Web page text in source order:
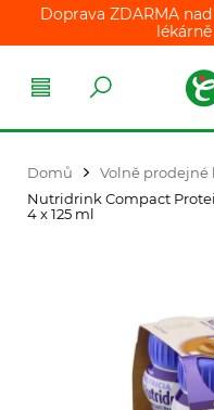
Doprava ZDARMA
lékárně
Domů Volně prodejné
Nutridrink Compact
4 x 125 ml